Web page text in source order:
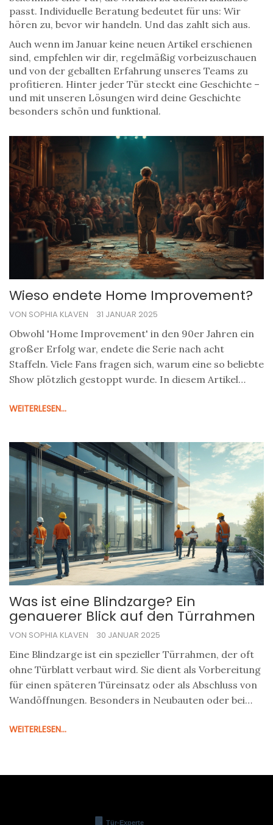
passt. Individuelle Beratung bedeutet für uns: Wir
hören zu, bevor wir handeln. Und das zahlt sich aus.
Auch wenn im Januar keine neuen Artikel erschienen
sind, empfehlen wir dir, regelmäßig vorbeizuschauen
und von der geballten Erfahrung unseres Teams zu
profitieren. Hinter jeder Tür steckt eine Geschichte –
und mit unseren Lösungen wird deine Geschichte
besonders schön und funktional.
Wieso endete Home Improvement?
VON SOPHIA KLAVEN 31 JANUAR 2025
Obwohl 'Home Improvement' in den 90er Jahren ein
großer Erfolg war, endete die Serie nach acht
Staffeln. Viele Fans fragen sich, warum eine so beliebte
Show plötzlich gestoppt wurde. In diesem Artikel
diesem Ende führten. Zudem werfen wir einen Blick
wie sich das Serienende auf die Heimwerkerszene
ausgewirkt hat.
WEITERLESEN...
Was ist eine Blindzarge? Ein
genauerer Blick auf den Türrahmen
VON SOPHIA KLAVEN 30 JANUAR 2025
Eine Blindzarge ist ein spezieller Türrahmen, der oft
ohne Türblatt verbaut wird. Sie dient als Vorbereitung
für einen späteren Türeinsatz oder als Abschluss von
Wandöffnungen. Besonders in Neubauten oder bei
zukünftige Umbauten bietet. Der Einbau erfolgt meist
Tipps und interessante Fakten zu Aufbau und Nutzen
WEITERLESEN...